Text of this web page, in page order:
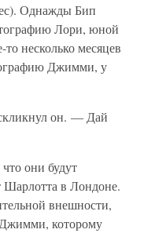
Однажды Бип
Лори, юной
несколько месяцев
Джимми, у
он. — Дай
они будут
в Лондоне.
внешности,
которому